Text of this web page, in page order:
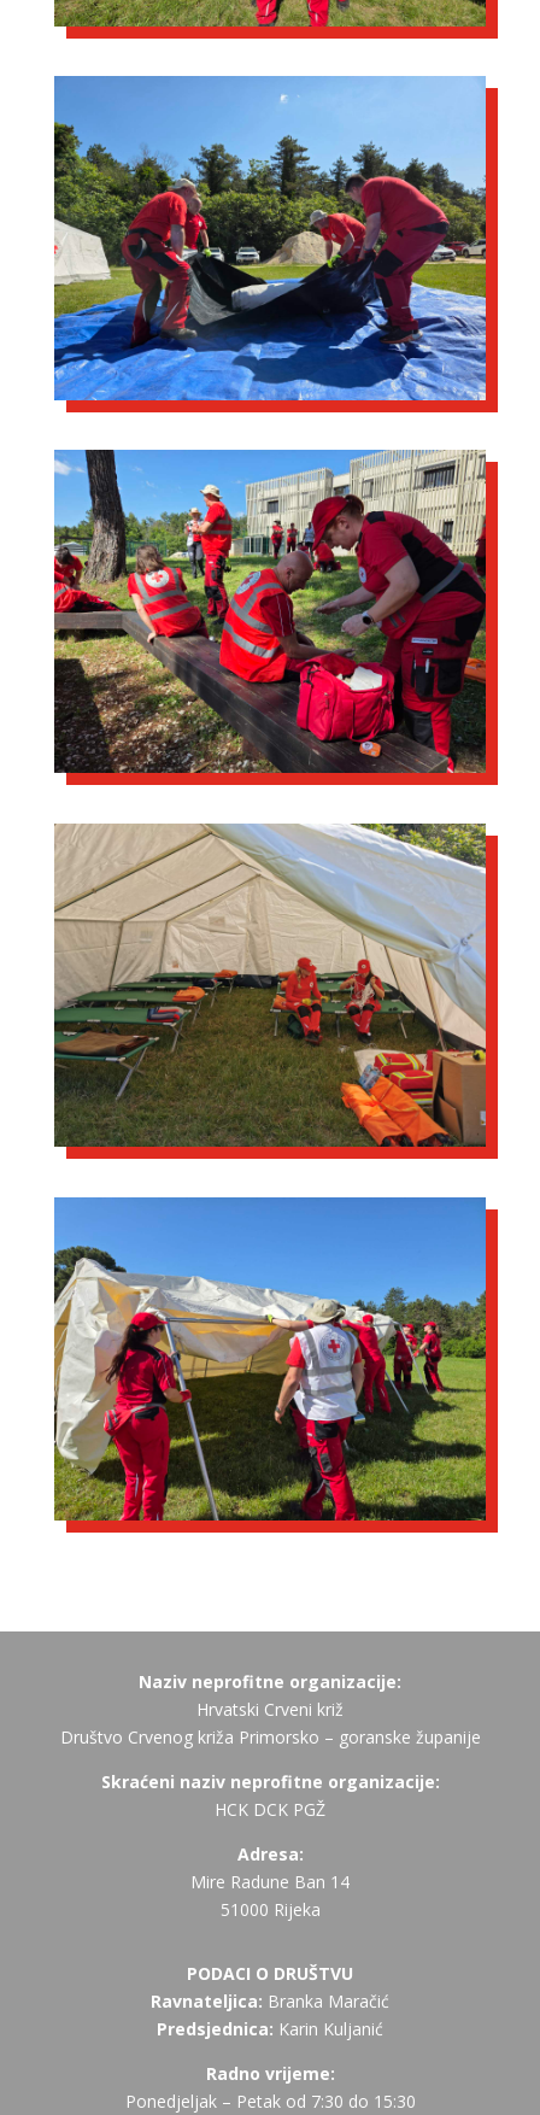
Naziv neprofitne organizacije:
Hrvatski Crveni križ
Društvo Crvenog križa Primorsko – goranske županije
Skraćeni naziv neprofitne organizacije:
HCK DCK PGŽ
Adresa:
Mire Radune Ban 14
51000 Rijeka
PODACI O DRUŠTVU
Ravnateljica: Branka Maračić
Predsjednica: Karin Kuljanić
Radno vrijeme:
Ponedjeljak – Petak od 7:30 do 15:30